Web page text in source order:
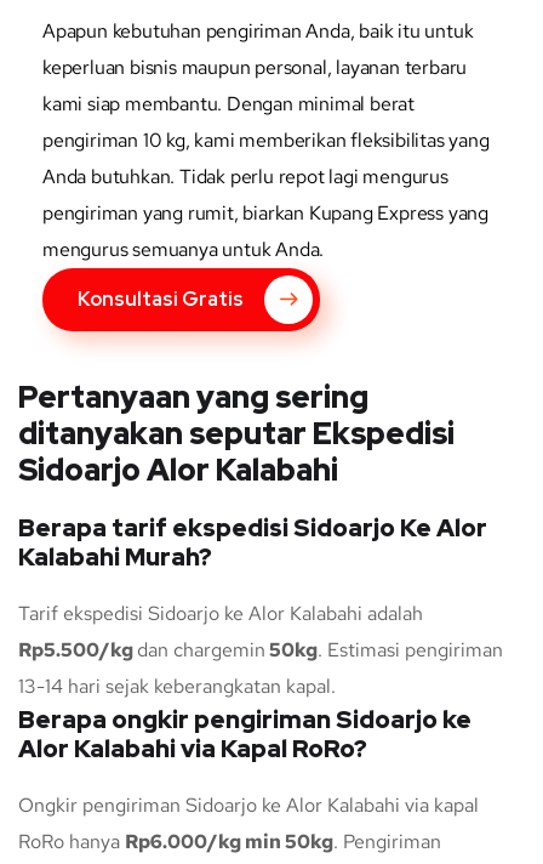
Apapun kebutuhan pengiriman Anda, baik itu untuk
keperluan bisnis maupun personal, layanan terbaru
kami siap membantu. Dengan minimal berat
pengiriman 10 kg, kami memberikan fleksibilitas yang
Anda butuhkan. Tidak perlu repot lagi mengurus
pengiriman yang rumit, biarkan Kupang Express yang
mengurus semuanya untuk Anda.
Konsultasi Gratis
Pertanyaan yang sering
ditanyakan seputar Ekspedisi
Sidoarjo Alor Kalabahi
Berapa tarif ekspedisi Sidoarjo Ke Alor
Kalabahi Murah?
Tarif ekspedisi Sidoarjo ke Alor Kalabahi adalah
Rp5.500/kgdan chargemin50kg. Estimasi pengiriman
13-14 hari sejak keberangkatan kapal.
Berapa ongkir pengiriman Sidoarjo ke
Alor Kalabahi via Kapal RoRo?
Ongkir pengiriman Sidoarjo ke Alor Kalabahi via kapal
RoRo hanya Rp6.000/kg min 50kg. Pengiriman